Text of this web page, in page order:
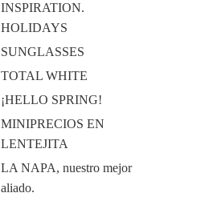
INSPIRATION.
HOLIDAYS
SUNGLASSES
TOTAL WHITE
¡HELLO SPRING!
MINIPRECIOS EN
LENTEJITA
LA NAPA, nuestro mejor
aliado.